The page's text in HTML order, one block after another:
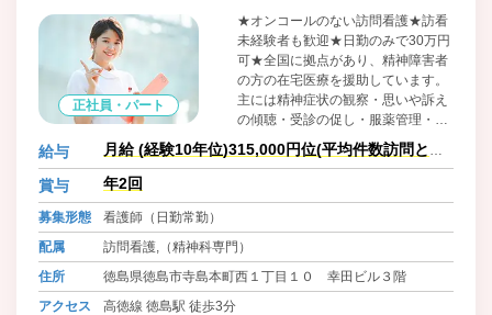
正社員・パート
★オンコールのない訪問看護★訪看
未経験者も歓迎★日勤のみで30万円
可★全国に拠点があり、精神障害者
の方の在宅医療を援助しています。
主には精神症状の観察・思いや訴え
の傾聴・受診の促し・服薬管理・対
人関係日常生活の支援です。豊富な
医療現場経験を持つ看護師をはじ
「在宅医療トータルサポート」が当
社の強みです。
給与
月給 (経験10年位)315,000円位(平均件数訪問とし
て)
賞与 年2回
募集形態
看護師（日勤常勤）
配属
訪問看護,（精神科専門）
住所
徳島県徳島市寺島本町西１丁目１０ 幸田ビル３階
アクセス
高徳線 徳島駅 徒歩3分